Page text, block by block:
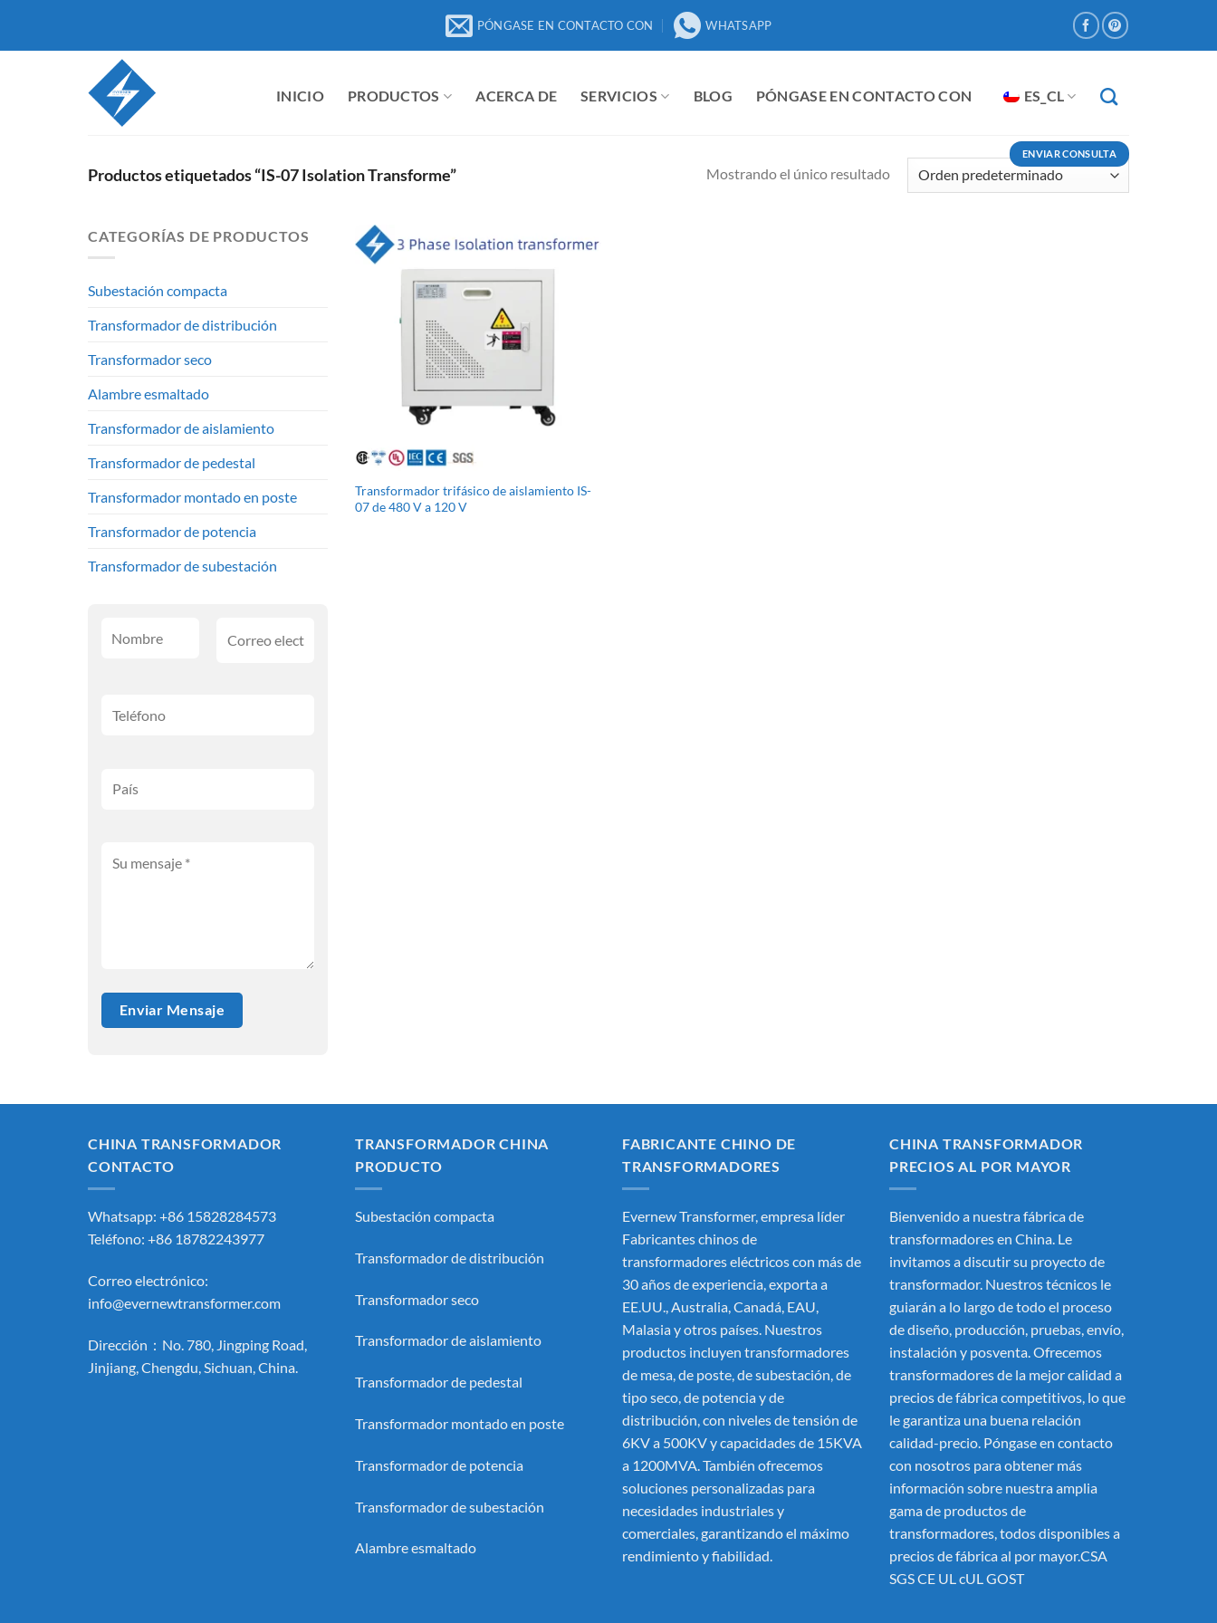
contenido
PÓNGASE EN CONTACTO CON WHATSAPP
INICIO PRODUCTOS ACERCA DE SERVICIOS BLOG PÓNGASE EN CONTACTO CON ES_CL
ENVIAR CONSULTA
Productos etiquetados “IS-07 Isolation Transforme” Mostrando el único resultado
CATEGORÍAS DE PRODUCTOS
Subestación compacta
Transformador de distribución
Transformador seco
Alambre esmaltado
Transformador de aislamiento
Transformador de pedestal
Transformador montado en poste
Transformador de potencia
Transformador de subestación
Transformador trifásico de aislamiento IS-
07 de 480 V a 120 V
CHINA TRANSFORMADOR
CONTACTO
Whatsapp: +86 15828284573
Teléfono: +86 18782243977
Correo electrónico:
info@evernewtransformer.com
Dirección：No. 780, Jingping Road,
Jinjiang, Chengdu, Sichuan, China.
TRANSFORMADOR CHINA
PRODUCTO
Subestación compacta
Transformador de distribución
Transformador seco
Transformador de aislamiento
Transformador de pedestal
Transformador montado en poste
Transformador de potencia
Transformador de subestación
Alambre esmaltado
FABRICANTE CHINO DE
TRANSFORMADORES
Evernew Transformer, empresa líder
Fabricantes chinos de
transformadores eléctricoscon más de
30 años de experiencia, exporta a
EE.UU., Australia, Canadá, EAU,
Malasia y otros países. Nuestros
productos incluyen transformadores
de mesa, de poste, de subestación, de
tipo seco, de potencia y de
distribución, con niveles de tensión de
6KV a 500KV y capacidades de 15KVA
a 1200MVA. También ofrecemos
soluciones personalizadas para
necesidades industriales y
comerciales, garantizando el máximo
rendimiento y fiabilidad.
CHINA TRANSFORMADOR
PRECIOS AL POR MAYOR
Bienvenido a nuestra fábrica de
transformadores en China. Le
invitamos a discutir su proyecto de
transformador. Nuestros técnicos le
guiarán a lo largo de todo el proceso
de diseño, producción, pruebas, envío,
instalación y posventa. Ofrecemos
transformadores de la mejor calidad a
precios de fábrica competitivos, lo que
le garantiza una buena relación
calidad-precio. Póngase en contacto
con nosotros para obtener más
información sobre nuestra amplia
gama de productos de
transformadores, todos disponibles a
precios de fábrica al por mayor.CSA
SGS CE UL cUL GOST